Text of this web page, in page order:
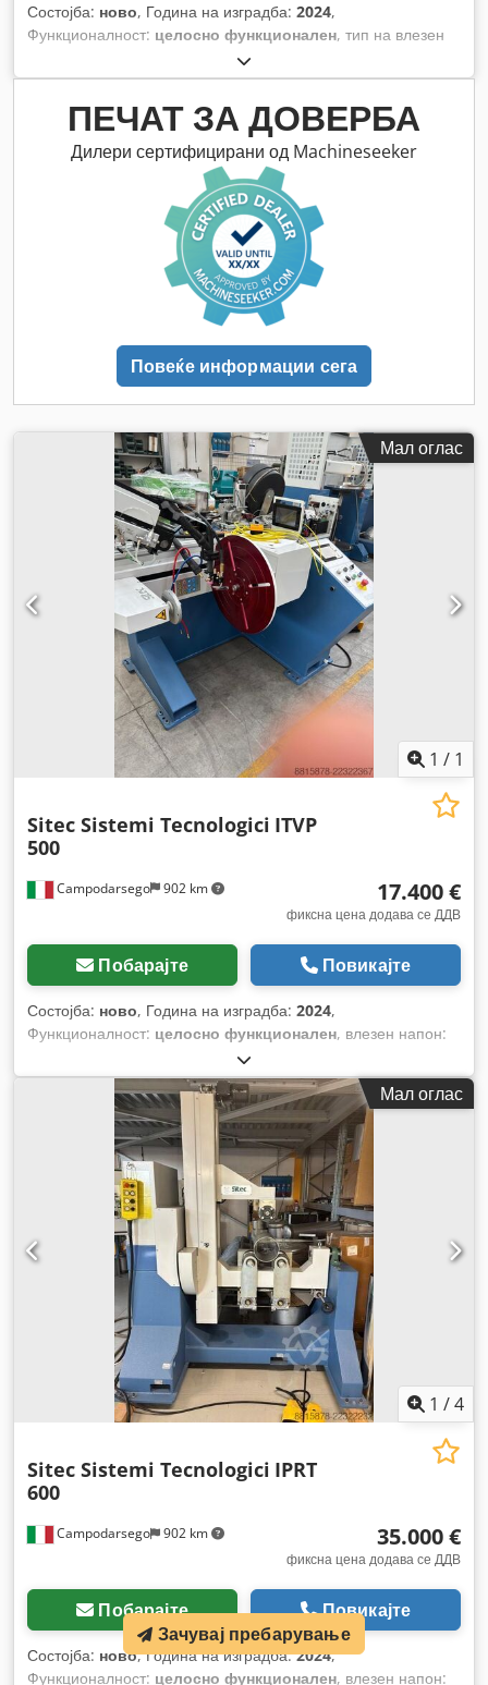
Состојба: ново, Година на изградба: 2024,
Функционалност: целосно функционален, тип на влезен
, влезен напон:
кг, времетраење на гаранцијата:12 месеци, струја за
заварување (мин.):800 A, влезна фреквенција: 50 Hz
Опрема: USB-порт, Достапна табличка со податоци,
Ознака CE, документација / прирачник,
ПЕЧАТ ЗА ДОВЕРБА
Дилери сертифицирани од Machineseeker
Повеќе информации сега
Мал оглас
1 / 1
Campodarsego 902 km
Sitec Sistemi Tecnologici ITVP
500
17.400 €
фиксна цена додава се ДДВ
Побарајте Повикајте
Состојба: ново, Година на изградба: 2024,
Функционалност: целосно функционален, влезен напон:
, времетраење на гаранцијата:
12 месеци, влезна фреквенција:50 Hz, Опрема:Достапна
табличка со податоци, документација / прирачник ,
Мал оглас
1 /4
Campodarsego 902 km
Sitec Sistemi Tecnologici IPRT
600
35.000 €
фиксна цена додава се ДДВ
Побарајте Повикајте
Состојба: ново, Година на изградба:2024,
Функционалност: целосно функционален, влезен напон:
Зачувај пребарување